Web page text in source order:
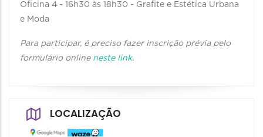
Oficina 4 - 16h30 às 18h30 - Grafite e Estética Urbana
e Moda
Para participar, é preciso fazer inscrição prévia pelo
formulário online neste link.
LOCALIZAÇÃO